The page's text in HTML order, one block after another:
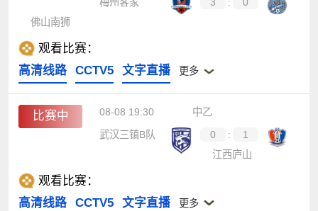
佛山南狮
观看比赛：
高清线路
CCTV5 文字直播 更多
比赛中 08-08 19:30
中乙
武汉三镇B队
0 :
1
江西庐山
观看比赛：
高清线路
CCTV5 文字直播 更多